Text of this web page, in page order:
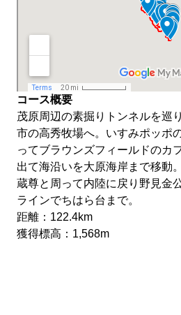
コース概要
茂原周辺の素掘りトンネルを巡
市の高秀牧場へ。いすみポッポ
ってブラウンズフィールドのカ
出て海沿いを大原海岸まで移動
蔵尊と周って内陸に戻り野見金
ラインでちはら台まで。
距離：122.4km
獲得標高：1,568m